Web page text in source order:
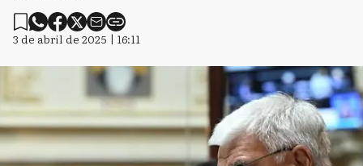
3 de abril de 2025 | 16:11